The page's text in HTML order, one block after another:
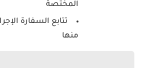
المختصة
تتابع السفارة
منها